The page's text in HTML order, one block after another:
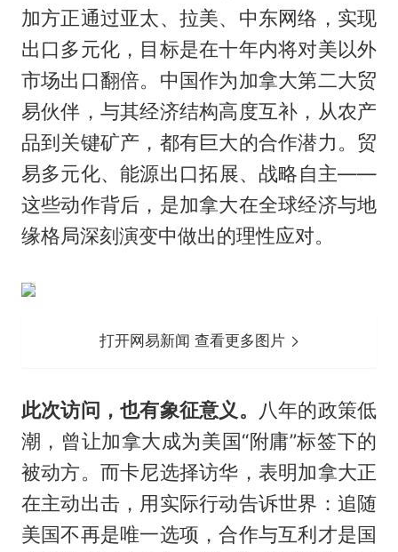
加方正通过亚太、拉美、中东网络，实现
出口多元化，目标是在十年内将对美以外
市场出口翻倍。中国作为加拿大第二大贸
易伙伴，与其经济结构高度互补，从农产
品到关键矿产，都有巨大的合作潜力。贸
易多元化、能源出口拓展、战略自主——
这些动作背后，是加拿大在全球经济与地
缘格局深刻演变中做出的理性应对。
打开网易新闻 查看更多图片
此次访问，也有象征意义。
八年的政策低
潮，曾让加拿大成为美国“附庸”标签下的
被动方。而卡尼选择访华，表明加拿大正
在主动出击，用实际行动告诉世界：追随
美国不再是唯一选项，合作与互利才是国